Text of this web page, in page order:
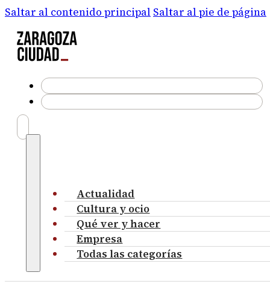
Saltar al contenido principal Saltar al pie de página
Actualidad
Cultura y ocio
Qué ver y hacer
Empresa
Todas las categorías